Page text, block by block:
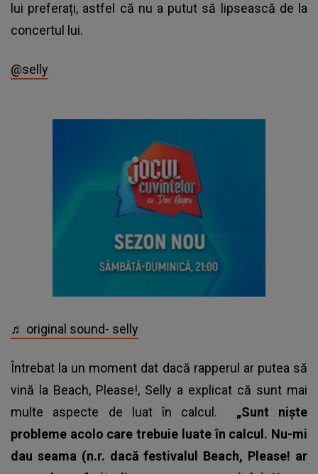
lui preferați, astfel că nu a putut să lipsească de la
concertul lui.
@selly
♬ original sound- selly
Întrebat la un moment dat dacă rapperul ar putea să
vină la Beach, Please!, Selly a explicat că sunt mai
multe aspecte de luat în calcul. „Sunt niște
probleme acolo care trebuie luate în calcul. Nu-mi
dau seama (n.r. dacă festivalul Beach, Please! ar